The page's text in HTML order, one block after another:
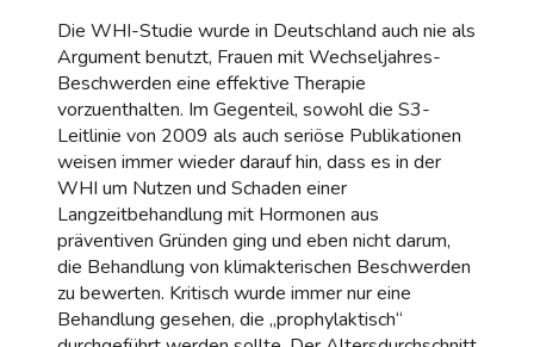
Die WHI-Studie wurde in Deutschland auch nie als
Argument benutzt, Frauen mit Wechseljahres-
Beschwerden eine effektive Therapie
vorzuenthalten. Im Gegenteil, sowohl die S3-
Leitlinie von 2009 als auch seriöse Publikationen
weisen immer wieder darauf hin, dass es in der
WHI um Nutzen und Schaden einer
Langzeitbehandlung mit Hormonen aus
präventiven Gründen ging und eben nicht darum,
die Behandlung von klimakterischen Beschwerden
zu bewerten. Kritisch wurde immer nur eine
Behandlung gesehen, die „prophylaktisch“